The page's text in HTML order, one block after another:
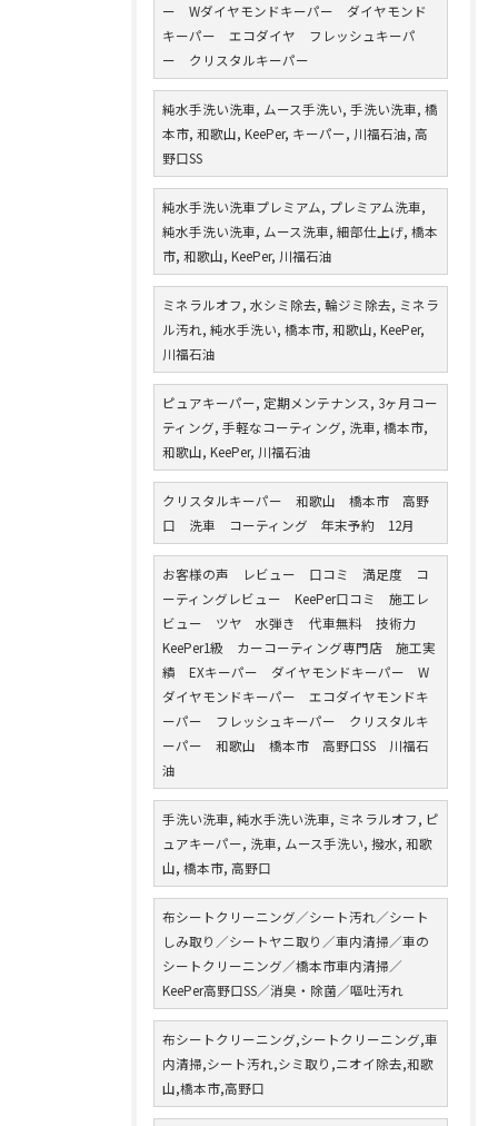
ー Wダイヤモンドキーパー ダイヤモンド
キーパー エコダイヤ フレッシュキーパ
ー クリスタルキーパー
純水手洗い洗車, ムース手洗い, 手洗い洗車, 橋
本市, 和歌山, KeePer, キーパー, 川福石油, 高
野口SS
純水手洗い洗車プレミアム, プレミアム洗車,
純水手洗い洗車, ムース洗車, 細部仕上げ, 橋本
市, 和歌山, KeePer, 川福石油
ミネラルオフ, 水シミ除去, 輪ジミ除去, ミネラ
ル汚れ, 純水手洗い, 橋本市, 和歌山, KeePer,
川福石油
ピュアキーパー, 定期メンテナンス, 3ヶ月コー
ティング, 手軽なコーティング, 洗車, 橋本市,
和歌山, KeePer, 川福石油
クリスタルキーパー 和歌山 橋本市 高野
口 洗車 コーティング 年末予約 12月
お客様の声 レビュー 口コミ 満足度 コ
ーティングレビュー KeePer口コミ 施工レ
ビュー ツヤ 水弾き 代車無料 技術力
KeePer1級 カーコーティング専門店 施工実
績 EXキーパー ダイヤモンドキーパー W
ダイヤモンドキーパー エコダイヤモンドキ
ーパー フレッシュキーパー クリスタルキ
ーパー 和歌山 橋本市 高野口SS 川福石
油
手洗い洗車, 純水手洗い洗車, ミネラルオフ, ピ
ュアキーパー, 洗車, ムース手洗い, 撥水, 和歌
山, 橋本市, 高野口
布シートクリーニング／シート汚れ／シート
しみ取り／シートヤニ取り／車内清掃／車の
シートクリーニング／橋本市車内清掃／
KeePer高野口SS／消臭・除菌／嘔吐汚れ
布シートクリーニング,シートクリーニング,車
内清掃,シート汚れ,シミ取り,ニオイ除去,和歌
山,橋本市,高野口